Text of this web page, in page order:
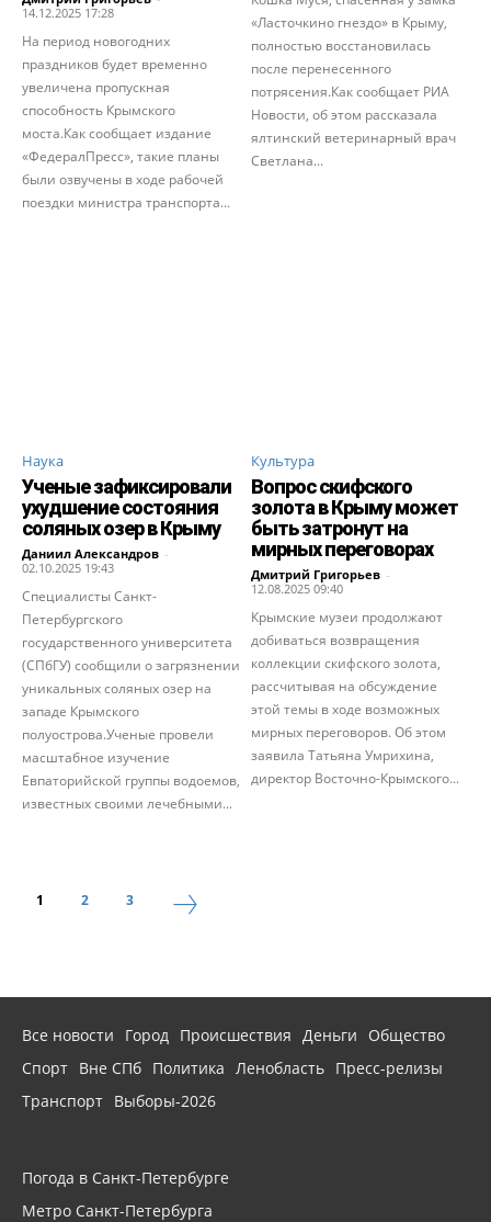
14.12.2025 17:28
На период новогодних
праздников будет временно
увеличена пропускная
способность Крымского
моста.Как сообщает издание
«ФедералПресс», такие планы
были озвучены в ходе рабочей
поездки министра транспорта...
«Ласточкино гнездо» в Крыму,
полностью восстановилась
после перенесенного
потрясения.Как сообщает РИА
Новости, об этом рассказала
ялтинский ветеринарный врач
Светлана...
Наука
Ученые зафиксировали
ухудшение состояния
соляных озер в Крыму
Даниил Александров -
02.10.2025 19:43
Специалисты Санкт-
Петербургского
государственного университета
(СПбГУ) сообщили о загрязнении
уникальных соляных озер на
западе Крымского
полуострова.Ученые провели
масштабное изучение
Евпаторийской группы водоемов,
известных своими лечебными...
Культура
Вопрос скифского
золота в Крыму может
быть затронут на
мирных переговорах
Дмитрий Григорьев -
12.08.2025 09:40
Крымские музеи продолжают
добиваться возвращения
коллекции скифского золота,
рассчитывая на обсуждение
этой темы в ходе возможных
мирных переговоров. Об этом
заявила Татьяна Умрихина,
директор Восточно-Крымского...
1 2 3
Все новости Город Происшествия Деньги
Общество
Спорт Вне СПб Политика Ленобласть Пресс-релизы
Транспорт Выборы-2026
Погода в Санкт-Петербурге
Метро Санкт-Петербурга